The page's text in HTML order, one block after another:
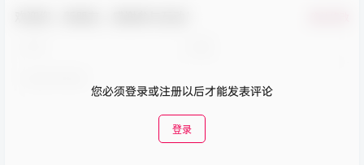
您必须登录或注册以后才能发表评论
登录